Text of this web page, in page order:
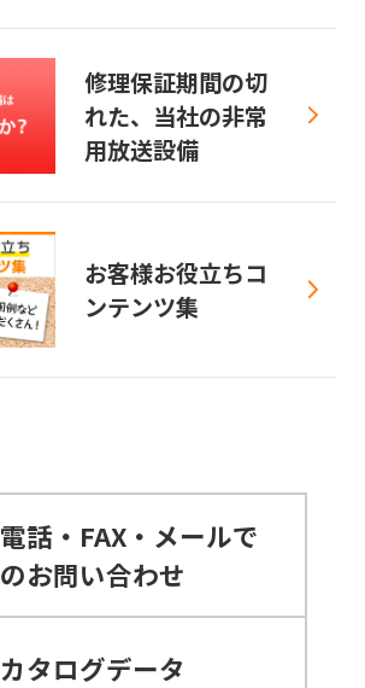
修理保証期間の切
れた、当社の非常
用放送設備
お客様お役立ちコ
ンテンツ集
電話・FAX・メールで
のお問い合わせ
カタログデータ